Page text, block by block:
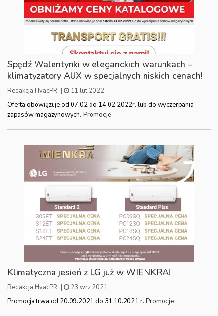
Spędź Walentynki w eleganckich warunkach –
klimatyzatory AUX w specjalnych niskich cenach!
Redakcja HvacPR |
11 lut 2022
Oferta obowiązuje od 07.02 do 14.02.2022r. lub do wyczerpania
zapasów magazynowych. Promocje
Klimatyczna jesień z LG już w WIENKRA!
Redakcja HvacPR |
23 wrz 2021
Promocja trwa od 20.09.2021 do 31.10.2021 r. Promocje